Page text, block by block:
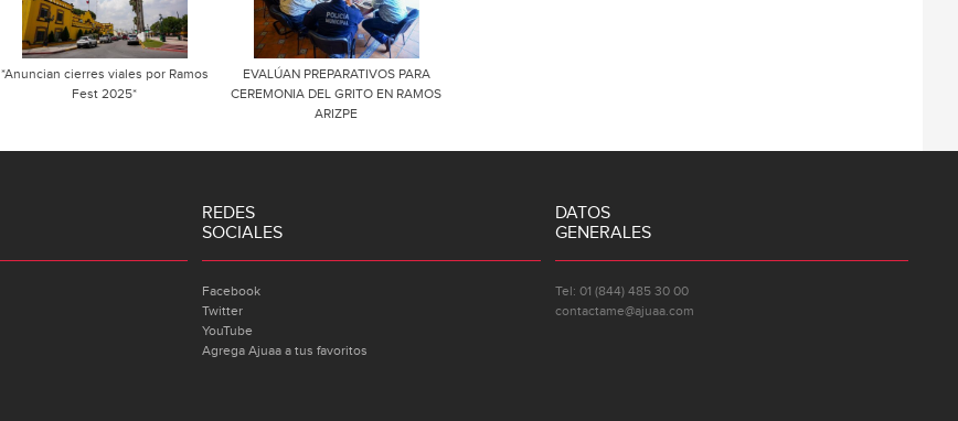
*Anuncian cierres viales por Ramos
Fest 2025*
EVALÚAN PREPARATIVOS PARA
CEREMONIA DEL GRITO EN RAMOS
ARIZPE
REDES
SOCIALES
Facebook
Twitter
YouTube
Agrega Ajuaa a tus favoritos
DATOS
GENERALES
Tel: 01 (844) 485 30 00
contactame@ajuaa.com